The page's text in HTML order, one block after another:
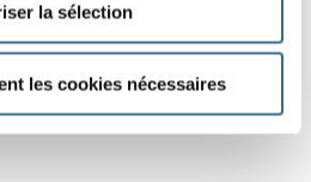
la sélection
les cookies nécessaires